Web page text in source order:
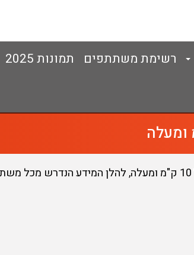
רשימת משתתפים תמונות 2025